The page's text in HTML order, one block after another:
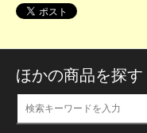
ほかの商品を探す